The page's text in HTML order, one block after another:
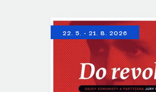
22. 5. - 21. 8. 2026